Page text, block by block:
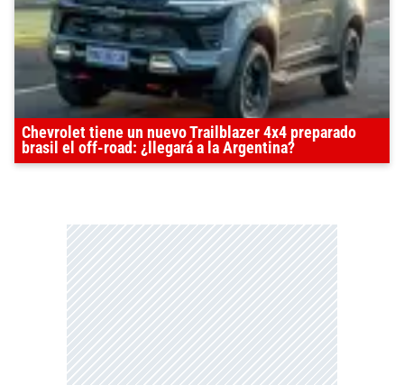
Chevrolet tiene un nuevo Trailblazer 4x4 preparado
brasil el off-road: ¿llegará a la Argentina?